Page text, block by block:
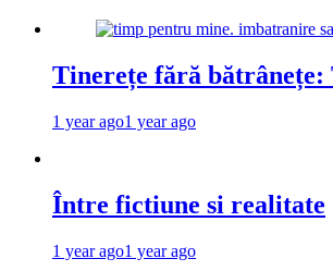
Tinerețe fără
1 year ago1 year ago
Între fictiune si realitate
1 year ago1 year ago